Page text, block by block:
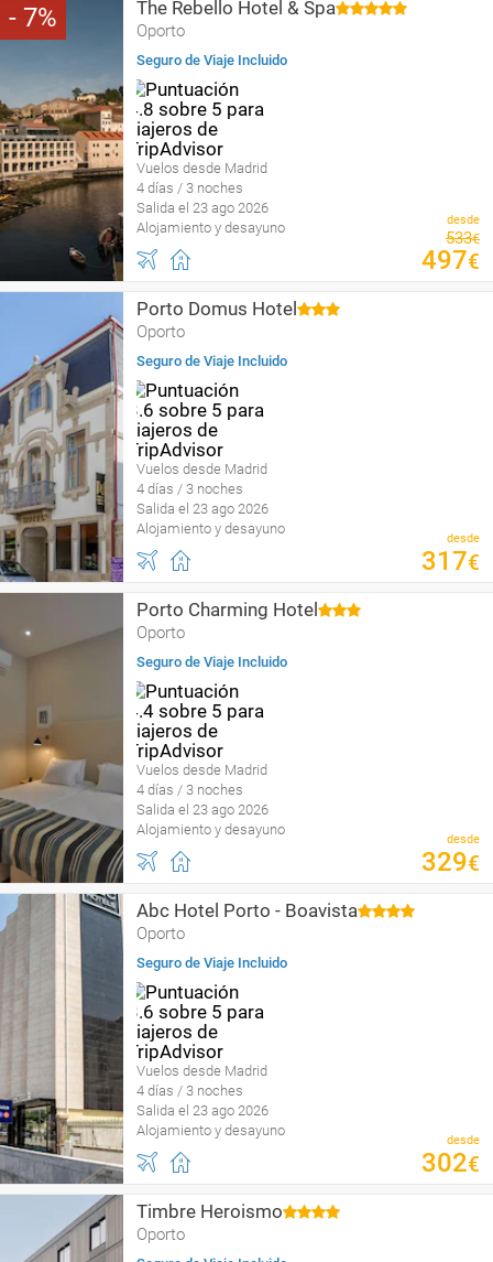
7 The Rebello Hotel & Spa
Oporto
Seguro de Viaje Incluido
Vuelos desde Madrid
4 días / 3 noches
Salida el 23 ago 2026
Alojamiento y desayuno
desde
533€
497€
Porto Domus Hotel
Oporto
Seguro de Viaje Incluido
Vuelos desde Madrid
4 días / 3 noches
Salida el 23 ago 2026
Alojamiento y desayuno
desde
317€
Porto Charming Hotel
Oporto
Seguro de Viaje Incluido
Vuelos desde Madrid
4 días / 3 noches
Salida el 23 ago 2026
Alojamiento y desayuno
desde
329€
Abc Hotel Porto - Boavista
Oporto
Seguro de Viaje Incluido
Vuelos desde Madrid
4 días / 3 noches
Salida el 23 ago 2026
Alojamiento y desayuno
desde
302€
Timbre Heroismo
Oporto